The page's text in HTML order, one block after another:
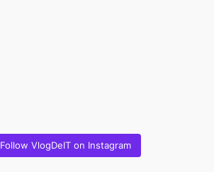
Follow VlogDeIT on Instagram